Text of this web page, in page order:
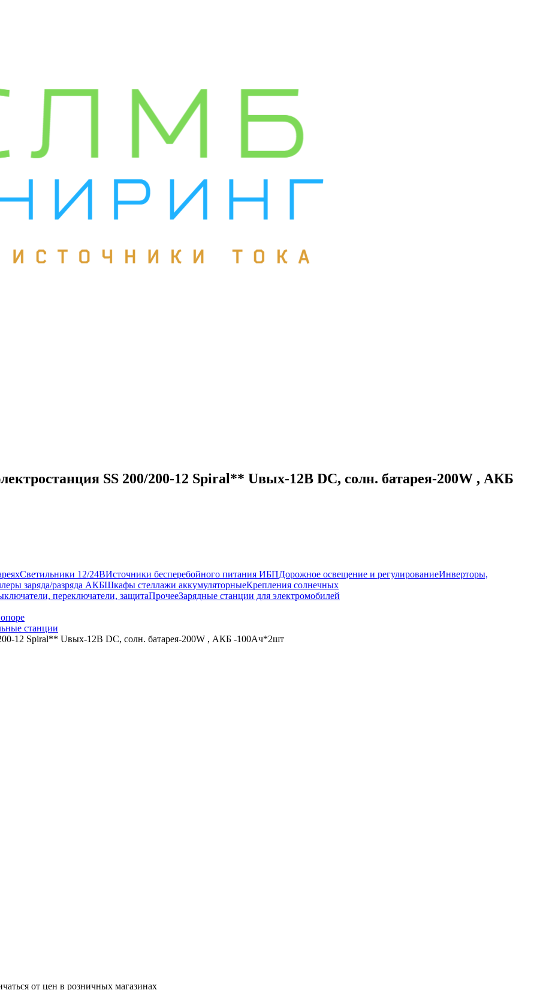
SS 200/200-12 Spiral** Uвых-12В DC, солн. батарея-200W , АКБ
Светильники 12/24ВИсточники бесперебойного питания ИБПДорожное освещение и регулированиеИнверторы,
заряда/разряда АКБШкафы стеллажи аккумуляторныеКрепления солнечных
переключатели, защитаПрочееЗарядные станции для электромобилей
станции
12 Spiral** Uвых-12В DC, солн. батарея-200W , АКБ -100Aч*2шт
от цен в розничных магазинах